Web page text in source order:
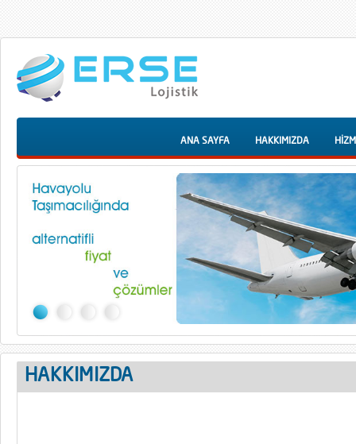
ANA SAYFA HAKKIMIZDA
HAKKIMIZDA